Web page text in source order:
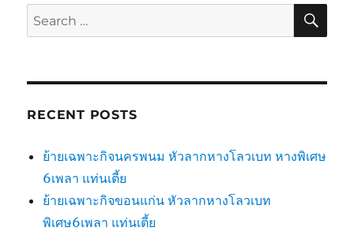
Search
for:
RECENT POSTS
ย้ายเฉพาะกิจนครพนม หัวลากหางโลวเบท หางพิเศษ
6เพลา แท่นเตี้ย
ย้ายเฉพาะกิจขอนแก่น หัวลากหางโลวเบท
พิเศษ6เพลา แท่นเตี้ย